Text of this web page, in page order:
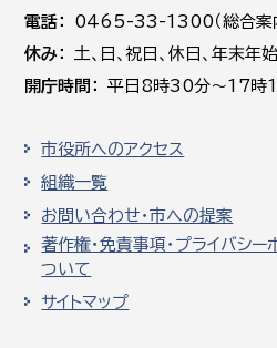
電話
0465-33-1300（総合案
休み
土､日､祝日、休日、年末
開庁時間
平日8時30分～17時
市役所へのアクセス
組織一覧
お問い合わせ・市への提案
著作権・免責事項・プライバシー
ついて
サイトマップ